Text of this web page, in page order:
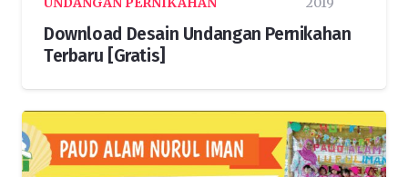
Download Desain Undangan Pernikahan
Terbaru [Gratis]